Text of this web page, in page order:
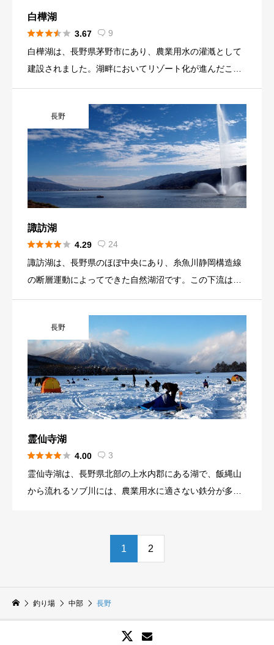
ラックバスを釣り上げた際は、リリースせずに湖畔にあ
るウテナ荘に持っていって下さい。 冬季は、ワカサギ釣
りで賑わいます。湖面の凍結もされますが、桟橋も用意
されているので、そこで楽しむことができます。外来種
待したいです。
白樺湖
 3.67  9
白樺湖は、長野県茅野市にあり、農業用水の灌漑として
建設されました。湖畔においてリゾート化が進んだこと
スキー場、遊園地、ゴルフ場、宿泊施設、温泉があるの
で、リゾート地としても利用しやすい環境となっていま
す。近隣には、車山高原、蓼科高原との観光地もあり、
長野の自然を堪能できる場所となっています。 白樺湖に
は、ヘラブナ、コイ、ヤマベ、ウグイ、ブラックバス、
ワカサギなどが生息しています。冬季の白樺湖では、ワ
カサギ釣りを楽しまれる方が多くいらっしゃいますが、
ワカサギの個体数が減少したことで禁漁期間がありまし
た。 ドーム船での利用に人気があり、混雑が予想される
時は、予約がお勧めです。
長野
諏訪湖
 4.29  24
諏訪湖は、長野県のほぼ中央にあり、糸魚川静岡構造線
の断層運動によってできた自然湖沼です。この下流は、
れているので、フナ、コイ、イワナ、手長エビなどが生
息しています。 諏訪湖には、遊覧船、水陸両用バス、花
火大会などがあり首都圏、東海地方、北陸・新潟地方か
ら訪れる方が多いようです。湖畔には、飲食店、宿泊施
設も充実しているので、様々な楽しみで訪れることがで
きる観光地でもあります。 湖畔の間欠泉は有名ですが、
近年では自然の噴出が弱いため、コンプレンサーを使用
した噴出で行っているようです。 以前は冬季になると全
面凍結していましたが、近年では全面凍結することがな
くなりました。冬季の風物詩の御神渡りの現象が出現す
ると地元では話題にもなっています。 冬季はワカサギ釣
でも釣りはできますが、禁漁区が北側と南側に設定され
ているので、東側、西側で釣りを楽しんでください。ま
限が決まっているので、留意して行ってください。
長野
霊仙寺湖
 4.00  3
霊仙寺湖は、長野県北部の上水内郡にある湖で、飯縄山
から流れるソブ川には、農業用水に適さない鉄分が多い
1 2
釣り場 中部 長野